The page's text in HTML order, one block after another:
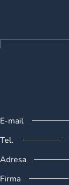
t
í
E-mail
Tel.
Adresa
Firma